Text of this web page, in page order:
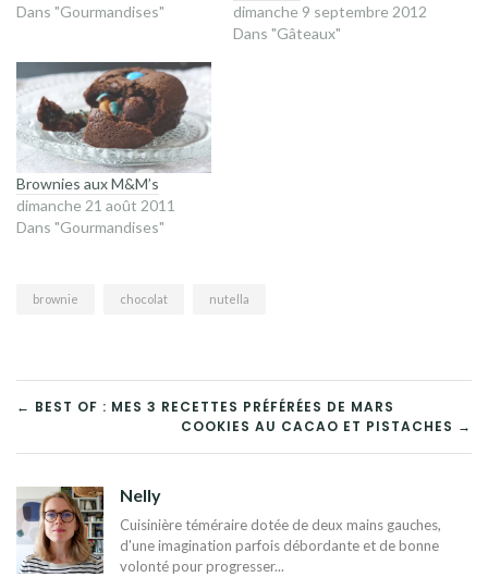
Dans "Gourmandises"
dimanche 9 septembre 2012
Dans "Gâteaux"
Brownies aux M&M’s
dimanche 21 août 2011
Dans "Gourmandises"
brownie chocolat nutella
NAVIGATION
DE
L’ARTICLE
← BEST OF : MES 3 RECETTES PRÉFÉRÉES DE MARS
COOKIES AU CACAO ET PISTACHES →
Nelly
Cuisinière téméraire dotée de deux mains gauches,
d'une imagination parfois débordante et de bonne
volonté pour progresser...